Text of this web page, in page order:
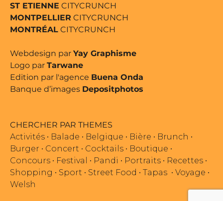
ST ETIENNE CITYCRUNCH
MONTPELLIER CITYCRUNCH
MONTRÉAL CITYCRUNCH
Webdesign par Yay Graphisme
Logo par Tarwane
Edition par l'agence Buena Onda
Banque d’images Depositphotos
CHERCHER PAR THEMES
Activités • Balade • Belgique • Bière • Brunch •
Burger • Concert • Cocktails • Boutique •
Concours • Festival • Pandi • Portraits • Recettes •
Shopping • Sport • Street Food • Tapas • Voyage •
Welsh